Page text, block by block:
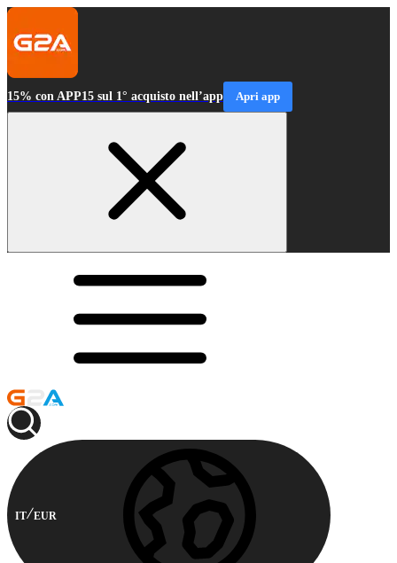
15% con APP15 sul 1° acquisto nell’app Apri app
IT EUR